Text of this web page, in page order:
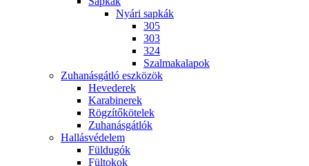
Nyári sapkák
305
303
324
Szalmakalapok
Zuhanásgátló eszközök
Hevederek
Karabinerek
Rögzítőkötelek
Zuhanásgátlók
Hallásvédelem
Füldugók
Fültokok